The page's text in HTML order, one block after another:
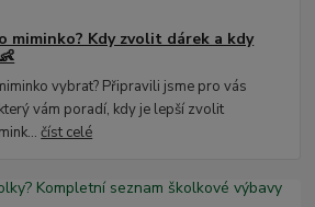
miminko? Kdy zvolit dárek a kdy
vybrat? Připravili jsme pro vás
vám poradí, kdy je lepší zvolit
číst celé